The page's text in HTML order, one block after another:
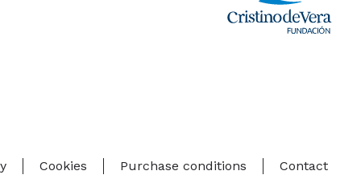
Cookies Purchase conditions Contact